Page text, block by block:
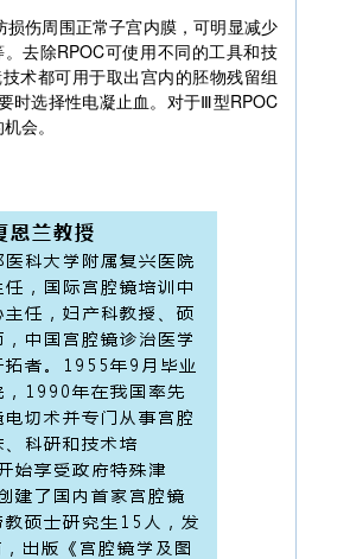
伤周围正常子宫内膜，可明显减少
去除RPOC可使用不同的工具和技
术都可用于取出宫内的胚物残留组
时选择性电凝止血。对于Ⅲ型RPOC
会。